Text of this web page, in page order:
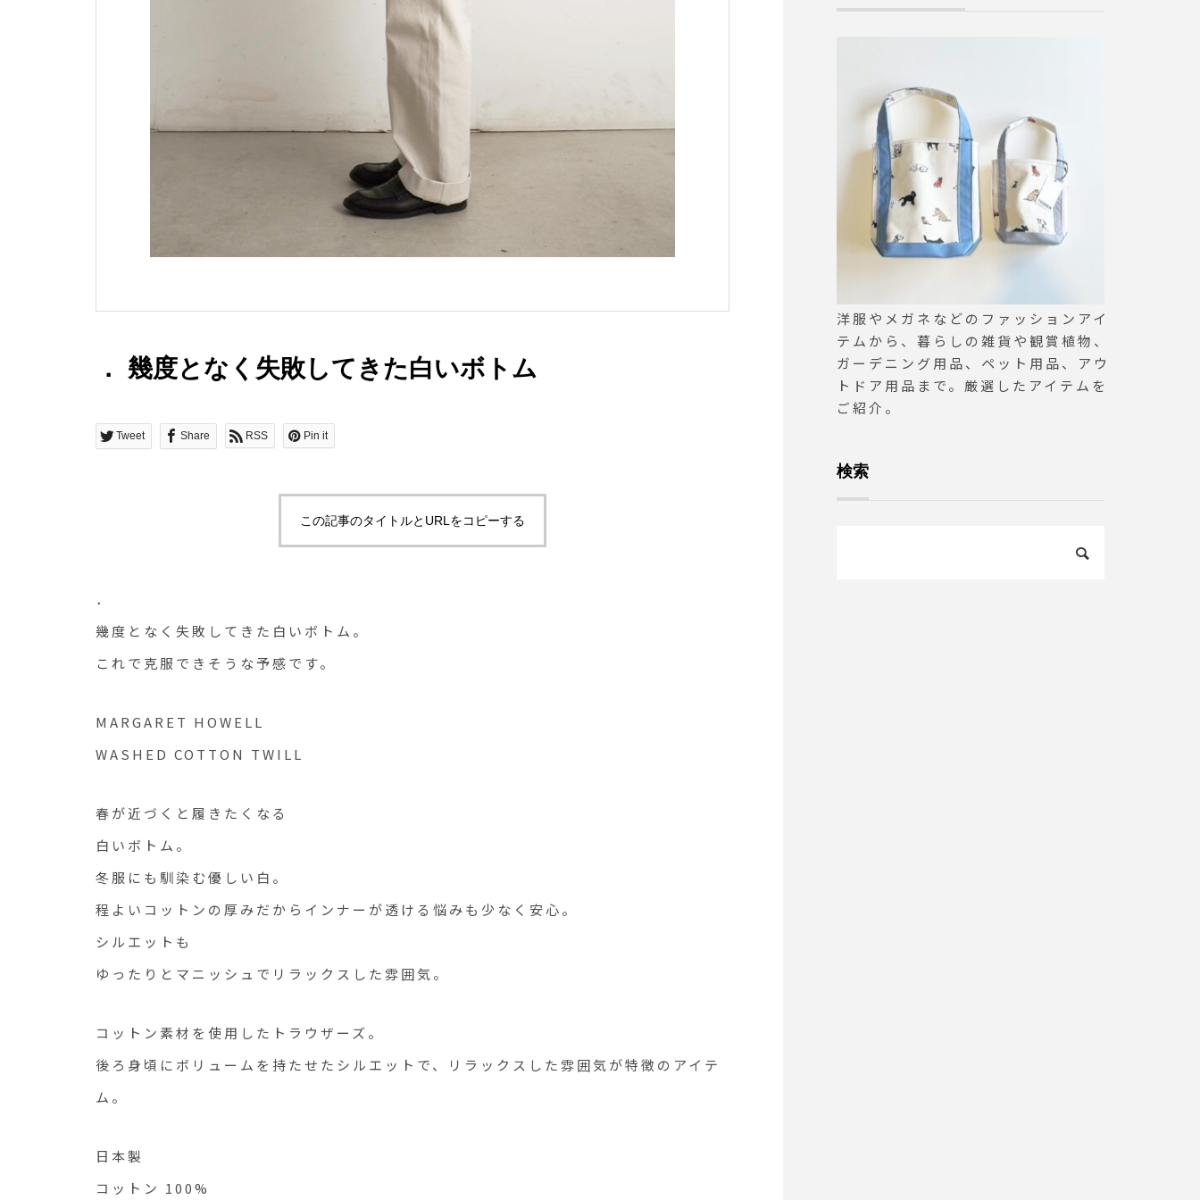
． 幾度となく失敗してきた白いボトム
Tweet Share RSS Pin it
この記事のタイトルとURLをコピーする
．
幾度となく失敗してきた白いボトム。
これで克服できそうな予感です。
MARGARET HOWELL
WASHED COTTON TWILL
春が近づくと履きたくなる
白いボトム。
冬服にも馴染む優しい白。
程よいコットンの厚みだからインナーが透ける悩みも少なく安心。
シルエットも
ゆったりとマニッシュでリラックスした雰囲気。
コットン素材を使用したトラウザーズ。
後ろ身頃にボリュームを持たせたシルエットで、リラックスした雰囲気が特徴のアイテ
ム。
日本製
コットン 100%
LEHAUS #drink #takeout#s
ummer#hausmatsue#島根#
来店お待ちしております。…
#営業時間のお知らせ #鍋 #
am #instafood #cafe #カフ
ェ #島根カフェ#松江 #島根 #
逃しなく◎.#balmuda#バル
ミューダ#thetoaster#トース
ター#haus #haus_matsue #
hausmatsue #松江カフェ #
島根カフェ #松江 #島根 #山
陰
洋服やメガネなどのファッションアイ
テムから、暮らしの雑貨や観賞植物、
ガーデニング用品、ペット用品、アウ
トドア用品まで。厳選したアイテムを
ご紹介。
検索